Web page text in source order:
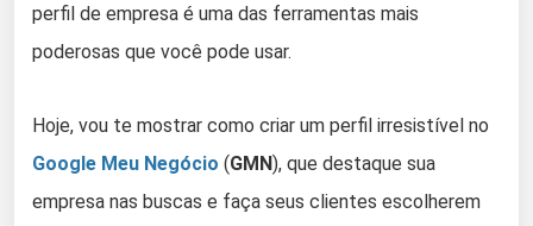
perfil de empresa é uma das ferramentas mais
poderosas que você pode usar.
Hoje, vou te mostrar como criar um perfil irresistível no
Google Meu Negócio (GMN), que destaque sua
empresa nas buscas e faça seus clientes escolherem